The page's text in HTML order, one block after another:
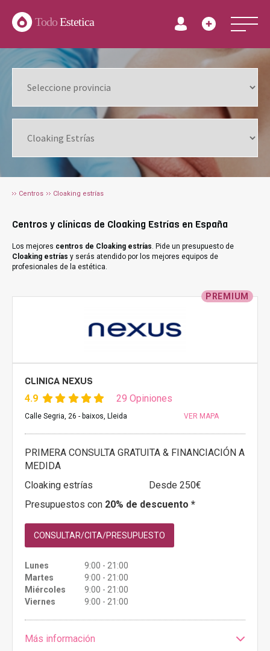
TodoEstetica
Centros Cloaking estrías
Centros y clínicas de Cloaking Estrías en España
Los mejores centros de Cloaking estrías. Pide un presupuesto de
Cloaking estrías y serás atendido por los mejores equipos de
profesionales de la estética.
PREMIUM
CLINICA NEXUS
4.9 29 Opiniones
Calle Segria, 26 - baixos, Lleida VER MAPA
PRIMERA CONSULTA GRATUITA & FINANCIACIÓN A
MEDIDA
Cloaking estrías
Desde 250€
Presupuestos con 20% de descuento *
CONSULTAR/CITA/PRESUPUESTO
Lunes
9:00 - 21:00
Martes
9:00 - 21:00
Miércoles
9:00 - 21:00
Viernes
9:00 - 21:00
Más información